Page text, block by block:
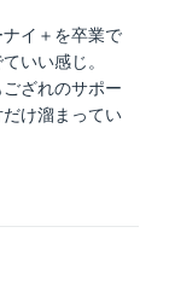
イ＋を卒業で
いい感じ。
ざれのサポー
だけ溜まってい